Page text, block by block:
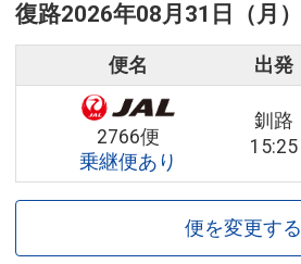
復路2026年08月31日（月）
便名 出発
2766便
乗継便あり
釧路
15:25
便を変更する